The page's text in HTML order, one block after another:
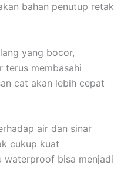
bahan penutup retak
yang bocor,
terus membasahi
cat akan lebih cepat
air dan sinar
cukup kuat
waterproof bisa menjadi